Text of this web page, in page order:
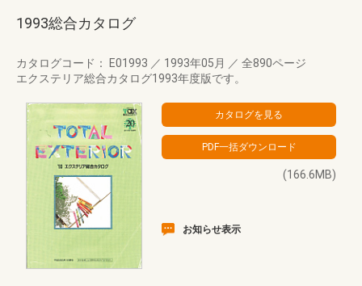
1993総合カタログ
カタログコード： E01993 ／ 1993年05月 ／ 全890ページ
エクステリア総合カタログ1993年度版です。
(166.6MB)
お知らせ表示